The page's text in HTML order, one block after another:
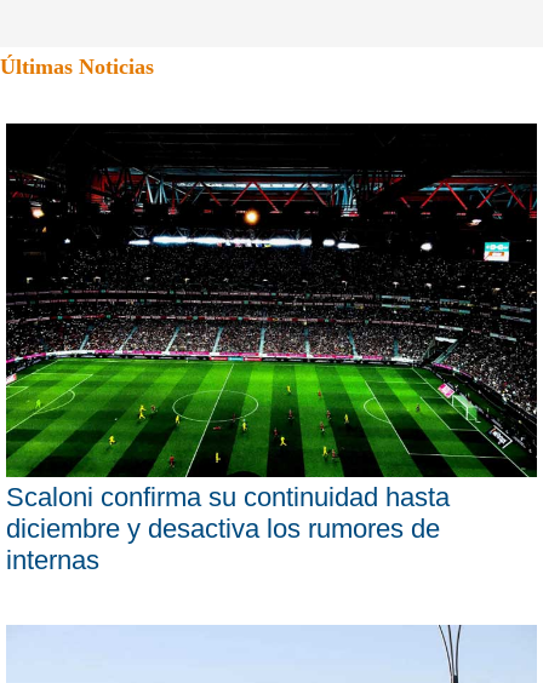
Últimas Noticias
Scaloni confirma su continuidad hasta
diciembre y desactiva los rumores de
internas